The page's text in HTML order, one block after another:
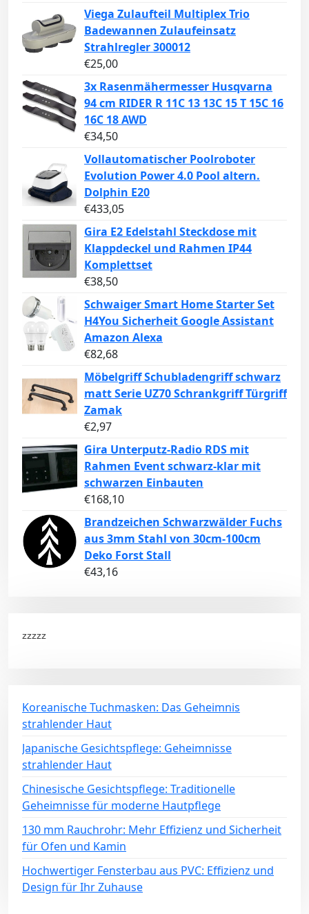
Viega Zulaufteil Multiplex Trio
Badewannen Zulaufeinsatz
Strahlregler 300012
€25,00
3x Rasenmähermesser Husqvarna
94 cm RIDER R 11C 13 13C 15 T 15C 16
16C 18 AWD
€34,50
Vollautomatischer Poolroboter
Evolution Power 4.0 Pool altern.
Dolphin E20
€433,05
Gira E2 Edelstahl Steckdose mit
Klappdeckel und Rahmen IP44
Komplettset
€38,50
Schwaiger Smart Home Starter Set
H4You Sicherheit Google Assistant
Amazon Alexa
€82,68
Möbelgriff Schubladengriff schwarz
matt Serie UZ70 Schrankgriff Türgriff
Zamak
€2,97
Gira Unterputz-Radio RDS mit
Rahmen Event schwarz-klar mit
schwarzen Einbauten
€168,10
Brandzeichen Schwarzwälder Fuchs
aus 3mm Stahl von 30cm-100cm
Deko Forst Stall
€43,16
zzzzz
Koreanische Tuchmasken: Das Geheimnis
strahlender Haut
Japanische Gesichtspflege: Geheimnisse
strahlender Haut
Chinesische Gesichtspflege: Traditionelle
Geheimnisse für moderne Hautpflege
130 mm Rauchrohr: Mehr Effizienz und Sicherheit
für Ofen und Kamin
Hochwertiger Fensterbau aus PVC: Effizienz und
Design für Ihr Zuhause